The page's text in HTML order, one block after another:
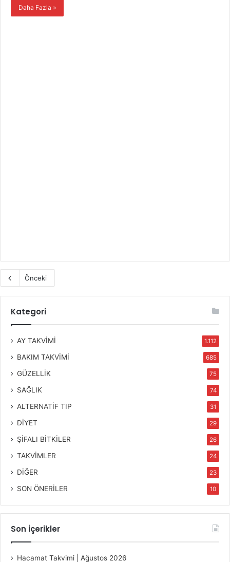
Daha Fazla »
Önceki
Kategori
AY TAKVİMİ 1.112
BAKIM TAKVİMİ 685
GÜZELLİK 75
SAĞLIK 74
ALTERNATİF TIP 31
DİYET 29
ŞİFALI BİTKİLER 26
TAKVİMLER 24
DİĞER 23
SON ÖNERİLER 10
Son İçerikler
Hacamat Takvimi | Ağustos 2026